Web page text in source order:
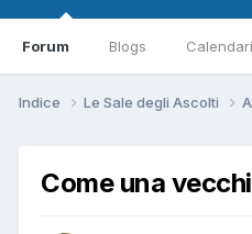
Forum Blogs
Indice Le Sale degli Ascolti
Come una